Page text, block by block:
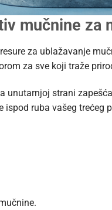
mučnine za
za ublažavanje
za sve koji traže
unutarnjoj strani
ruba vašeg trećeg